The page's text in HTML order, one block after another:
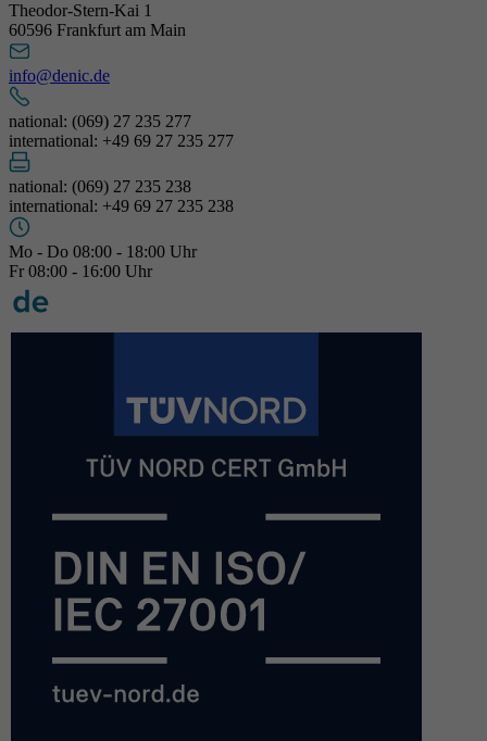
Theodor-Stern-Kai 1
60596 Frankfurt am Main
info@denic.de
national: (069) 27 235 277
international: +49 69 27 235 277
national: (069) 27 235 238
international: +49 69 27 235 238
Mo - Do 08:00 - 18:00 Uhr
Fr 08:00 - 16:00 Uhr